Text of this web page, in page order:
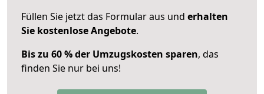
Füllen Sie jetzt das Formular aus und erhalten
Sie kostenlose Angebote.
Bis zu 60 % der Umzugskosten sparen, das
finden Sie nur bei uns!